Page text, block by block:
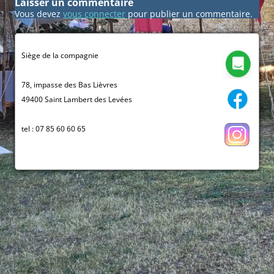
Vous devez vous connecter pour publier un commentaire.
Siège de la compagnie
78, impasse des Bas Lièvres
49400 Saint Lambert des Levées
tel : 07 85 60 60 65